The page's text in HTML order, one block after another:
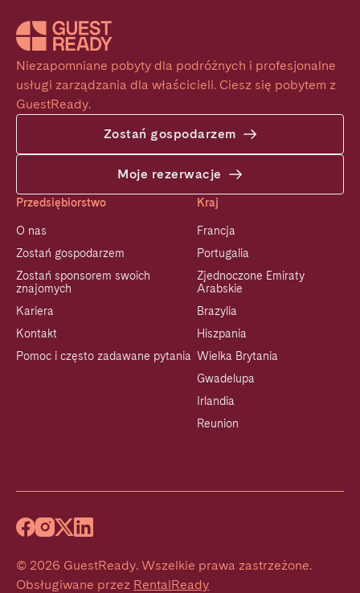
Niezapomniane pobyty dla podróżnych i profesjonalne
usługi zarządzania dla właścicieli. Ciesz się pobytem z
GuestReady.
Zostań gospodarzem
Moje rezerwacje
Przedsiębiorstwo
O nas
Zostań gospodarzem
Zostań sponsorem swoich
znajomych
Kariera
Kontakt
Pomoc i często zadawane pytania
Kraj
Francja
Portugalia
Zjednoczone Emiraty
Arabskie
Brazylia
Hiszpania
Wielka Brytania
Gwadelupa
Irlandia
Reunion
© 2026 GuestReady. Wszelkie prawa zastrzeżone.
Obsługiwane przez RentalReady